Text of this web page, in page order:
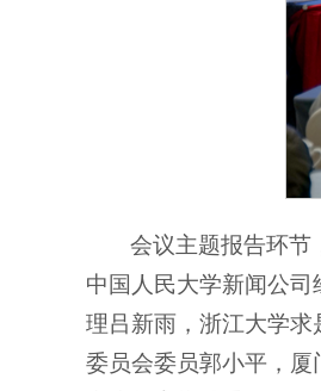
会议主题报告环节
中国人民大学新闻公
理吕新雨，浙江大学
委员会委员郭小平，